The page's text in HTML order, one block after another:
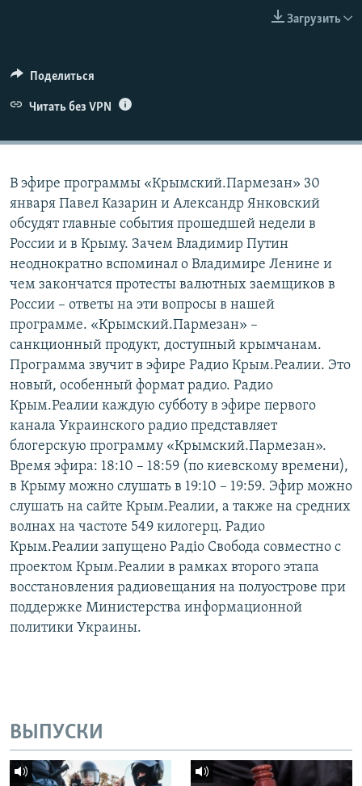
ELIFBE
УКРАИНСКАЯ ПРОБЛЕМА КРЫМА
Загрузить
Поделиться
Читать без VPN
В эфире программы «Крымский.Пармезан» 30
января Павел Казарин и Александр Янковский
обсудят главные события прошедшей недели в
России и в Крыму. Зачем Владимир Путин
неоднократно вспоминал о Владимире Ленине и
чем закончатся протесты валютных заемщиков в
России – ответы на эти вопросы в нашей
программе. «Крымский.Пармезан» –
санкционный продукт, доступный крымчанам.
Программа звучит в эфире Радио Крым.Реалии. Это
новый, особенный формат радио. Радио
Крым.Реалии каждую субботу в эфире первого
канала Украинского радио представляет
блогерскую программу «Крымский.Пармезан».
Время эфира: 18:10 – 18:59 (по киевскому времени),
в Крыму можно слушать в 19:10 – 19:59. Эфир можно
слушать на сайте Крым.Реалии, а также на средних
волнах на частоте 549 килогерц. Радио
Крым.Реалии запущено Радіо Свобода совместно с
проектом Крым.Реалии в рамках второго этапа
восстановления радиовещания на полуострове при
поддержке Министерства информационной
политики Украины.
ВЫПУСКИ